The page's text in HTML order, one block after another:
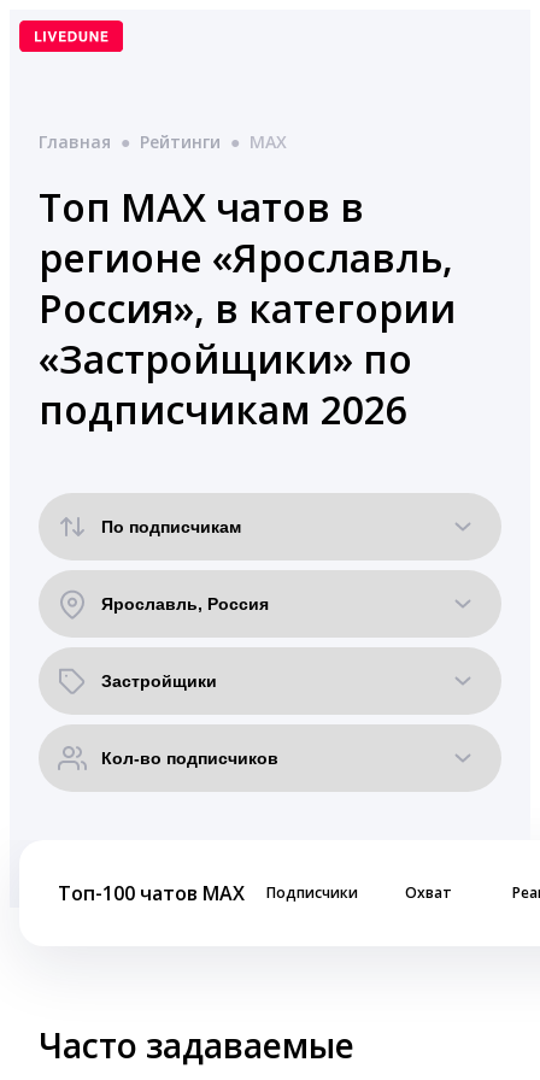
Перейти
Главная ● Рейтинги ● MAX
Топ MAX чатов в
регионе «Ярославль,
Россия», в категории
«Застройщики» по
подписчикам 2026
Топ-100 чатов MAX Подписчики Охват
Часто задаваемые